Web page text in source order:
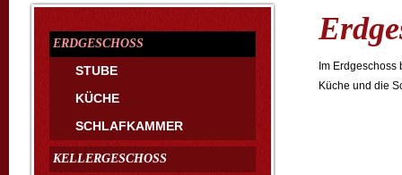
ERDGESCHOSS
STUBE
KÜCHE
SCHLAFKAMMER
KELLERGESCHOSS
Im
Küche und die